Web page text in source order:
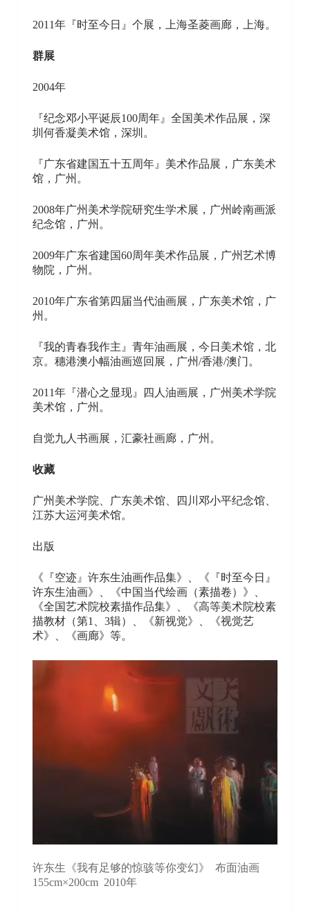
2011年『时至今日』个展，上海圣菱画廊，上海。
群展
2004年
『纪念邓小平诞辰100周年』全国美术作品展，深
圳何香凝美术馆，深圳。
『广东省建国五十五周年』美术作品展，广东美术
馆，广州。
2008年广州美术学院研究生学术展，广州岭南画派
纪念馆，广州。
2009年广东省建国60周年美术作品展，广州艺术博
物院，广州。
2010年广东省第四届当代油画展，广东美术馆，广
州。
『我的青春我作主』青年油画展，今日美术馆，北
京。穗港澳小幅油画巡回展，广州/香港/澳门。
2011年『潜心之显现』四人油画展，广州美术学院
美术馆，广州。
自觉九人书画展，汇豪社画廊，广州。
收藏
广州美术学院、广东美术馆、四川邓小平纪念馆、
江苏大运河美术馆。
出版
《『空迹』许东生油画作品集》、《『时至今日』
许东生油画》、《中国当代绘画（素描卷）》、
《全国艺术院校素描作品集》、《高等美术院校素
描教材（第1、3辑）、《新视觉》、《视觉艺
术》、《画廊》等。
许东生《我有足够的惊骇等你变幻》 布面油画
155cm×200cm 2010年